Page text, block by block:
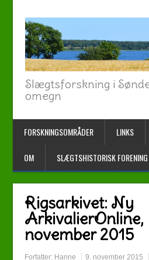
Slægtsforskning i
omegn
FORSKNINGSOMRÅDER LINKS
OM SLÆGTSHISTORISK
Rigsarkivet: Ny
ArkivalierOnline,
november 2015
Forfatter: Hanne 9. november 2015